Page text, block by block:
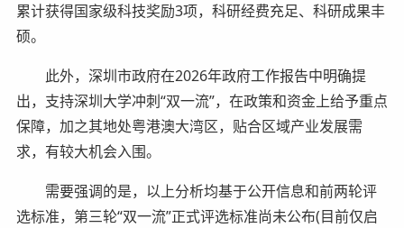
累计获得国家级科技奖励3项，科研经费充足、科研成果丰
硕。
此外，深圳市政府在2026年政府工作报告中明确提
出，支持深圳大学冲刺“双一流”，在政策和资金上给予重点
保障，加之其地处粤港澳大湾区，贴合区域产业发展需
求，有较大机会入围。
需要强调的是，以上分析均基于公开信息和前两轮评
选标准，第三轮“双一流”正式评选标准尚未公布(目前仅启